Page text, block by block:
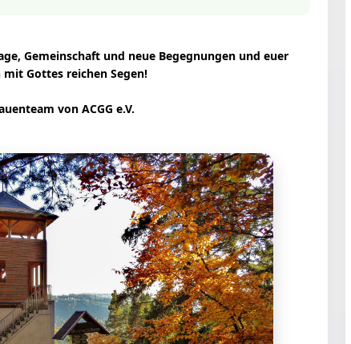
Gemeinschaft und neue Begegnungen und euer
mit Gottes reichen Segen!
von ACGG e.V.